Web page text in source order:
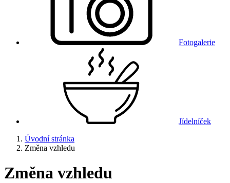
Fotogalerie
Jídelníček
Úvodní stránka
Změna vzhledu
Změna vzhledu